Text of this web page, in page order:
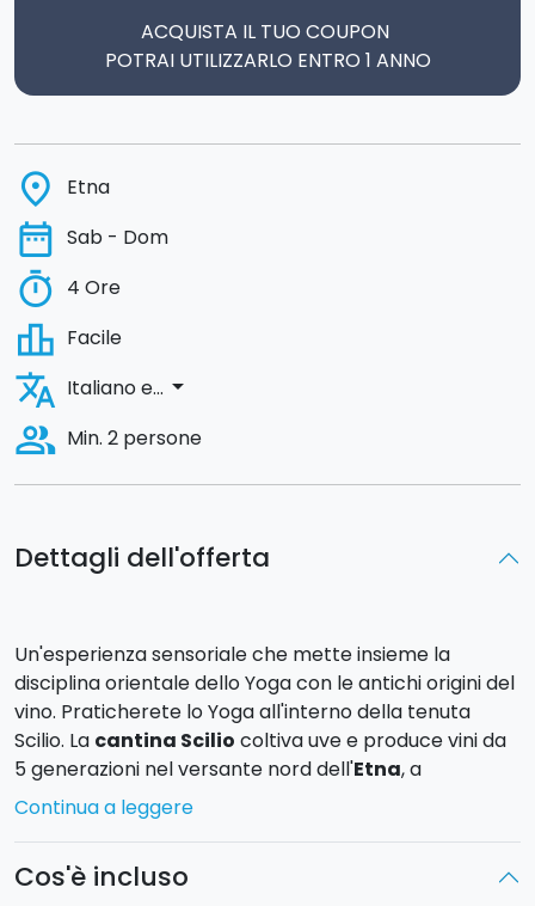
Dettagli dell'offerta
Un'esperienza sensoriale che mette insieme la
disciplina orientale dello Yoga con le antichi origini del
vino. Praticherete lo Yoga all'interno della tenuta
Scilio. La cantina Scilio coltiva uve e produce vini da
5 generazioni nel versante nord dell'Etna, a
Linguaglossa.
tecniche diPranayama
Continua a leggere
Cos'è incluso
ACQUISTA IL TUO COUPON
POTRAI UTILIZZARLO ENTRO 1 ANNO
place Etna
date_range Sab - Dom
timer 4 Ore
leaderboard Facile
translate Italiano e... arrow_drop_down
people_alt Min. 2 persone